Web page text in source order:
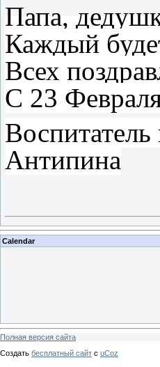
Папа,
Каждый
Всех
С 23
Антипина
Calendar
Полная версия сайта
Создать бесплатный сайт с uCoz